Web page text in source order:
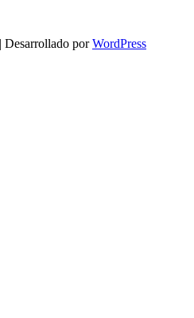
| Desarrollado porWordPress